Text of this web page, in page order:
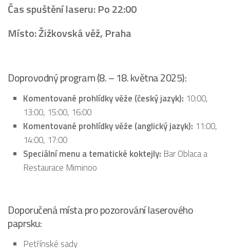
Čas spuštění laseru: Po 22:00
Místo: Žižkovská věž, Praha
Doprovodný program (8. – 18. května 2025):
Komentované prohlídky věže (český jazyk): 10:00,
13:00, 15:00, 16:00
Komentované prohlídky věže (anglický jazyk): 11:00,
14:00, 17:00
Speciální menu a tematické koktejly: Bar Oblaca a
Restaurace Miminoo
Doporučená místa pro pozorování laserového
paprsku:
Petřínské sady